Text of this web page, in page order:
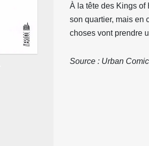
À la tête des Kings of
son quartier, mais en
choses vont prendre
Source : Urban